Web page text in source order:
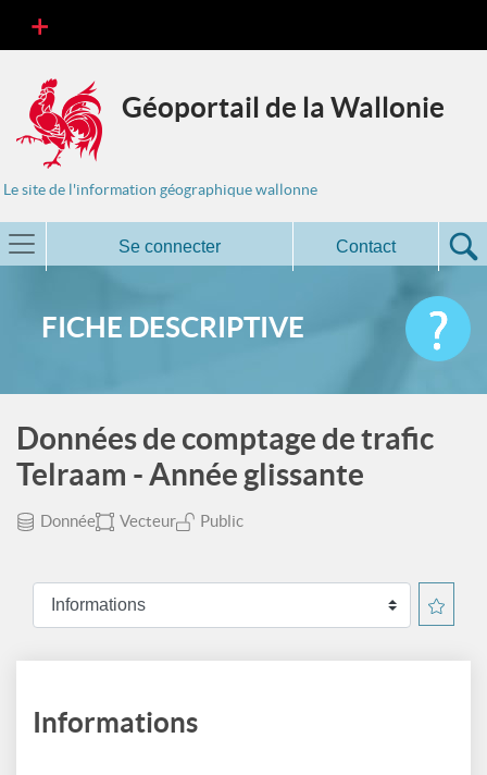
Géoportail de la Wallonie
Le site de l'information géographique wallonne
Se connecter Contact
FICHE DESCRIPTIVE
Données de comptage de trafic
Telraam - Année glissante
Donnée Vecteur Public
Informations